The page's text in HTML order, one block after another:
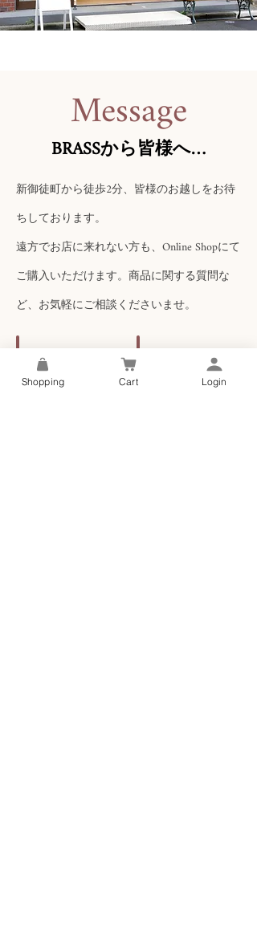
Message
​BRASSから皆様へ…
新御徒町から徒歩2分、皆様のお越しをお待
ちしております。
遠方でお店に来れない方も、Online Shopにて
ご購入いただけます。商品に関する質問な
ど、お気軽にご相談くださいませ。
Real Shop Online Shop
Shopping Cart Login